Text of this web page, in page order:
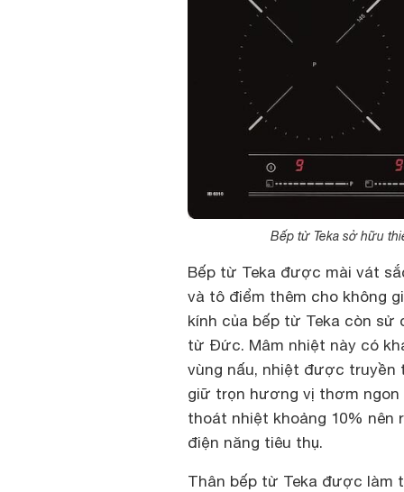
Bếp từ Teka sở hữu
Bếp từ Teka được mài vát
và tô điểm thêm cho không
kính của bếp từ Teka còn sử
từ Đức. Mâm nhiệt này có
vùng nấu, nhiệt được truyền
giữ trọn hương vị thơm
thoát nhiệt khoảng 10%
điện năng tiêu thụ.
Thân bếp từ Teka được làm